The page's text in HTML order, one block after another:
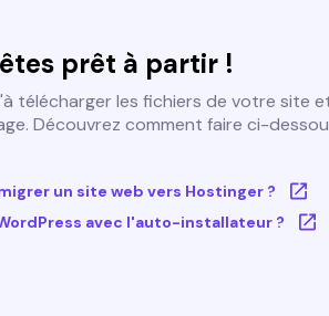
prêt à partir !
télécharger les fichiers de votre site
Découvrez comment faire ci-
un site web vers Hostinger ?
avec l'auto-installateur ?